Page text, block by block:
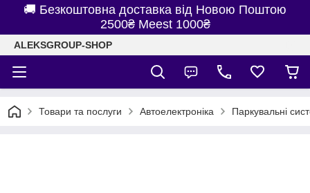
🚚 Безкоштовна доставка від Новою Поштою
2500₴ Meest 1000₴
ALEKSGROUP-SHOP
Товари та послуги Автоелектроніка Паркувальні